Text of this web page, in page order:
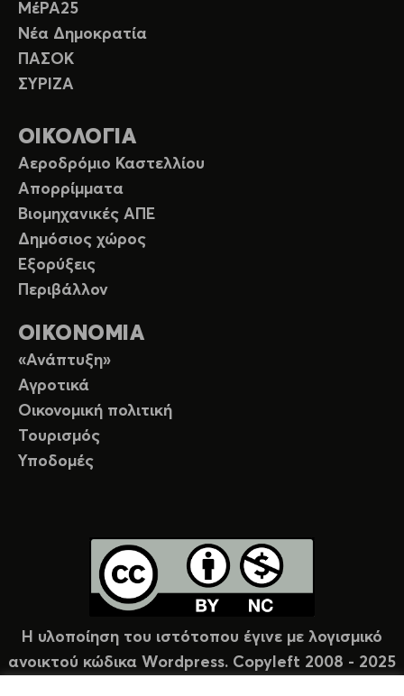
ΜέΡΑ25
Νέα Δημοκρατία
ΠΑΣΟΚ
ΣΥΡΙΖΑ
ΟΙΚΟΛΟΓΙΑ
Αεροδρόμιο Καστελλίου
Απορρίμματα
Βιομηχανικές ΑΠΕ
Δημόσιος χώρος
Εξορύξεις
Περιβάλλον
ΟΙΚΟΝΟΜΙΑ
«Ανάπτυξη»
Αγροτικά
Οικονομική πολιτική
Τουρισμός
Υποδομές
Η υλοποίηση του ιστότοπου έγινε με λογισμικό
ανοικτού κώδικα Wordpress. Copyleft 2008 - 2025